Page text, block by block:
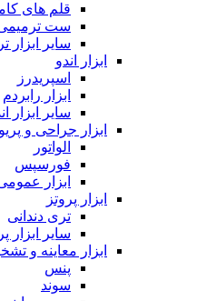
قلم های
ست
سایر ابزار
ابزار اندو
اسپریدرز
ابزار رابردم
سایر ابزار
ابزار جراحی و پریو
الواتور
فورسپس
ابزار
ابزار پروتز
تری دندانی
سایر ابزار
ابزار معاینه و
پنس
سوند